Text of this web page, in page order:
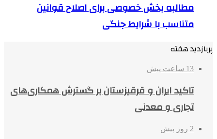
مطالبه بخش خصوصی برای اصلاح قوانین
متناسب با شرایط جنگی
پربازدید هفته
13 ساعت پیش
تاکید ایران و قرقیزستان بر گسترش همکاری‌های
تجاری و معدنی
2 روز پیش